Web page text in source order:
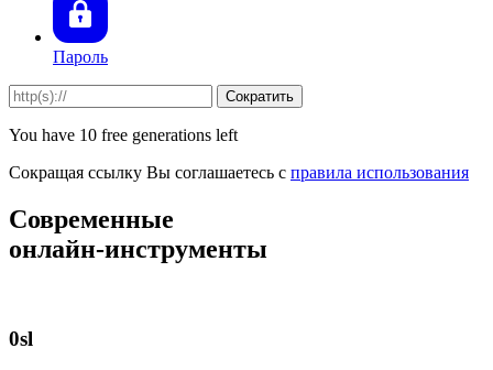
Пароль
Сократить
You have 10 free generations left
Сокращая ссылку Вы соглашаетесь с правила использования
Современные
онлайн-инструменты
0sl